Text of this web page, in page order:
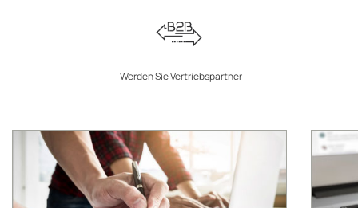
Werden Sie Vertriebspartner